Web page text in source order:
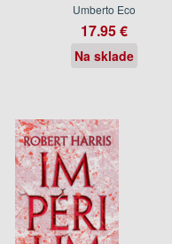
Umberto Eco
17.95 €
Na sklade